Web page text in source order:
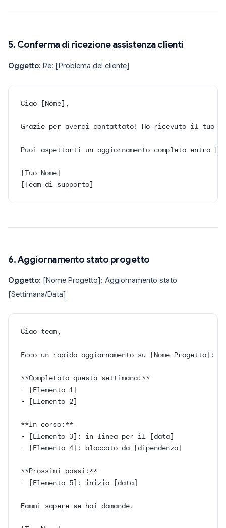
5. Conferma di ricezione assistenza clienti
Oggetto: Re: [Problema del cliente]
Ciao [Nome],
Grazie per averci contattato! Ho ricevuto il tuo
Puoi aspettarti un aggiornamento completo
[Tuo Nome]
[Team di supporto]
6. Aggiornamento stato progetto
Oggetto: [Nome Progetto]: Aggiornamento stato
[Settimana/Data]
Ciao team,
Ecco un rapido aggiornamento su [Nome Progetto]:
**Completato questa settimana:**
- [Elemento 1]
- [Elemento 2]
**In corso:**
- [Elemento 3]: in linea per il [data]
- [Elemento 4]: bloccato da [dipendenza]
**Prossimi passi:**
- [Elemento 5]: inizio [data]
Fammi sapere se hai domande.